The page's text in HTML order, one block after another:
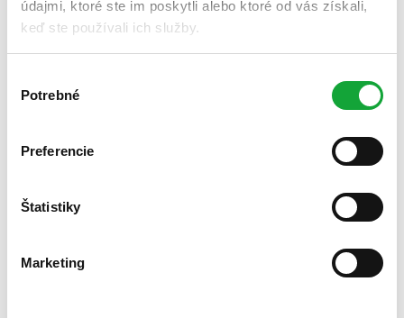
údajmi, ktoré ste im poskytli alebo ktoré od vás získali,
keď ste používali ich služby.
súhlasu
Potrebné
Preferencie
Štatistiky
Marketing